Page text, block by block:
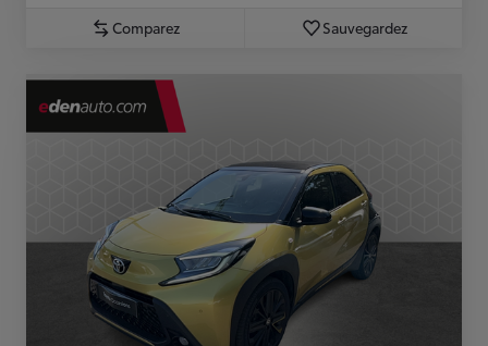
Comparez Sauvegardez